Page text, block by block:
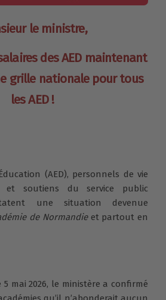
le ministre,
des AED maintenant
grille nationale pour tous
les AED !
(AED), personnels de vie
et soutiens du service public
une situation devenue
de Normandieet partout en
5 mai 2026, le ministère a confirmé